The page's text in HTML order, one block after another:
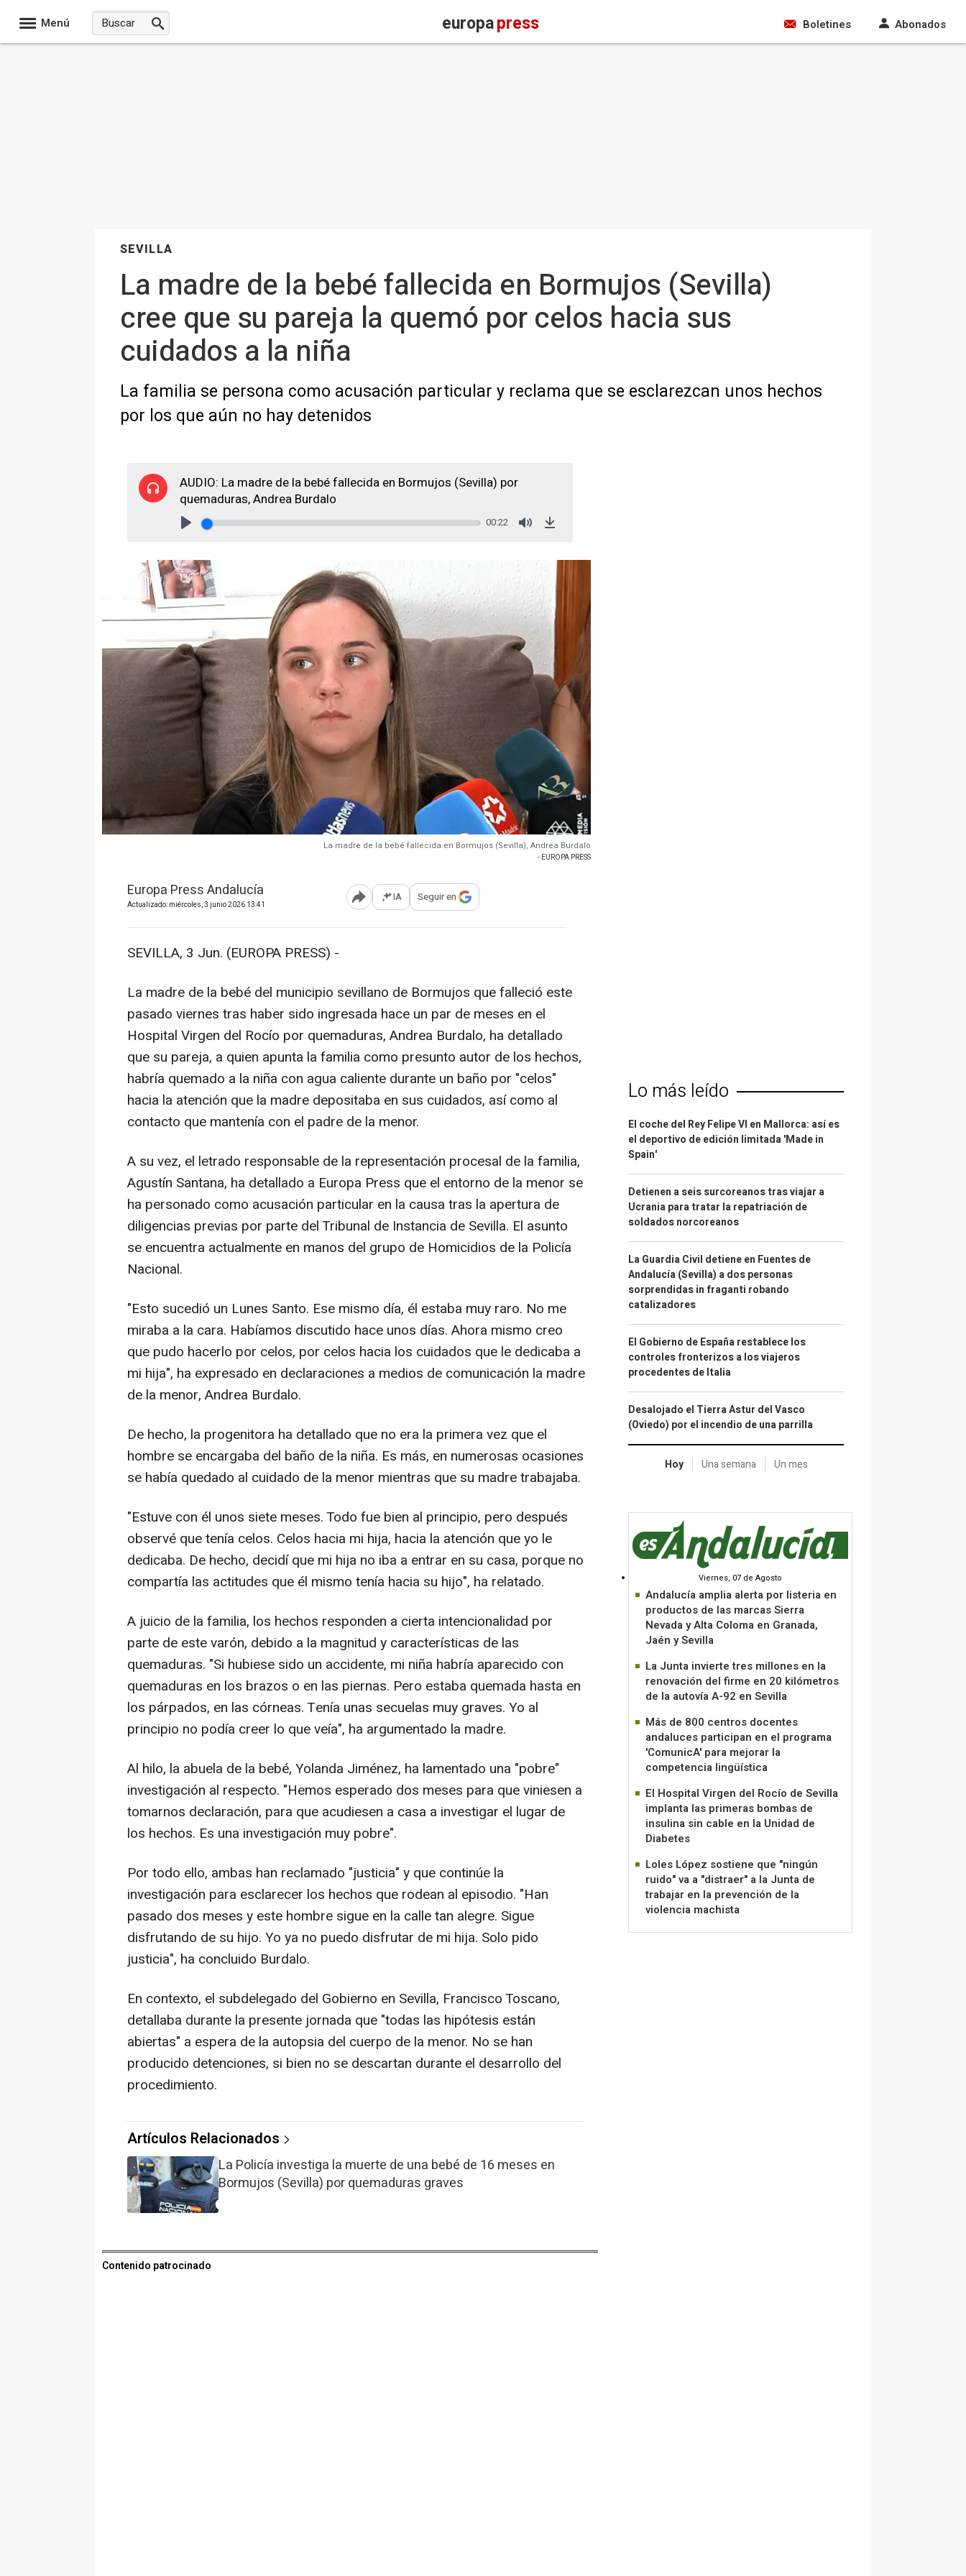
Menú europapress Boletines Abonados
SEVILLA
La madre de la bebé fallecida en Bormujos (Sevilla)
cree que su pareja la quemó por celos hacia sus
cuidados a la niña
La familia se persona como acusación particular y reclama que se esclarezcan unos hechos
por los que aún no hay detenidos
AUDIO: La madre de la bebé fallecida en Bormujos (Sevilla) por
quemaduras, Andrea Burdalo
00:22
La madre de la bebé fallecida en Bormujos (Sevilla), Andrea Burdalo
- EUROPA PRESS
Europa Press Andalucía
Actualizado: miércoles, 3 junio 2026 13:41 Abrir opciones para compartir
IA Seguir en
SEVILLA, 3 Jun. (EUROPA PRESS) -
La madre de la bebé del municipio sevillano de Bormujos que falleció este
pasado viernes tras haber sido ingresada hace un par de meses en el
Hospital Virgen del Rocío por quemaduras, Andrea Burdalo, ha detallado
que su pareja, a quien apunta la familia como presunto autor de los hechos,
habría quemado a la niña con agua caliente durante un baño por "celos"
hacia la atención que la madre depositaba en sus cuidados, así como al
contacto que mantenía con el padre de la menor.
A su vez, el letrado responsable de la representación procesal de la familia,
Agustín Santana, ha detallado a Europa Press que el entorno de la menor se
ha personado como acusación particular en la causa tras la apertura de
diligencias previas por parte del Tribunal de Instancia de Sevilla. El asunto
se encuentra actualmente en manos del grupo de Homicidios de la Policía
Nacional.
"Esto sucedió un Lunes Santo. Ese mismo día, él estaba muy raro. No me
miraba a la cara. Habíamos discutido hace unos días. Ahora mismo creo
que pudo hacerlo por celos, por celos hacia los cuidados que le dedicaba a
mi hija", ha expresado en declaraciones a medios de comunicación la madre
de la menor, Andrea Burdalo.
De hecho, la progenitora ha detallado que no era la primera vez que el
hombre se encargaba del baño de la niña. Es más, en numerosas ocasiones
se había quedado al cuidado de la menor mientras que su madre trabajaba.
"Estuve con él unos siete meses. Todo fue bien al principio, pero después
observé que tenía celos. Celos hacia mi hija, hacia la atención que yo le
dedicaba. De hecho, decidí que mi hija no iba a entrar en su casa, porque no
compartía las actitudes que él mismo tenía hacia su hijo", ha relatado.
A juicio de la familia, los hechos responden a cierta intencionalidad por
parte de este varón, debido a la magnitud y características de las
quemaduras. "Si hubiese sido un accidente, mi niña habría aparecido con
quemaduras en los brazos o en las piernas. Pero estaba quemada hasta en
los párpados, en las córneas. Tenía unas secuelas muy graves. Yo al
principio no podía creer lo que veía", ha argumentado la madre.
Al hilo, la abuela de la bebé, Yolanda Jiménez, ha lamentado una "pobre"
investigación al respecto. "Hemos esperado dos meses para que viniesen a
tomarnos declaración, para que acudiesen a casa a investigar el lugar de
los hechos. Es una investigación muy pobre".
Por todo ello, ambas han reclamado "justicia" y que continúe la
investigación para esclarecer los hechos que rodean al episodio. "Han
pasado dos meses y este hombre sigue en la calle tan alegre. Sigue
disfrutando de su hijo. Yo ya no puedo disfrutar de mi hija. Solo pido
justicia", ha concluido Burdalo.
En contexto, el subdelegado del Gobierno en Sevilla, Francisco Toscano,
detallaba durante la presente jornada que "todas las hipótesis están
abiertas" a espera de la autopsia del cuerpo de la menor. No se han
producido detenciones, si bien no se descartan durante el desarrollo del
procedimiento.
Artículos Relacionados
La Policía investiga la muerte de una bebé de 16 meses en
Bormujos (Sevilla) por quemaduras graves
Contenido patrocinado
Lo más leído
El coche del Rey Felipe VI en Mallorca: así es
el deportivo de edición limitada 'Made in
Spain'
Detienen a seis surcoreanos tras viajar a
Ucrania para tratar la repatriación de
soldados norcoreanos
La Guardia Civil detiene en Fuentes de
Andalucía (Sevilla) a dos personas
sorprendidas in fraganti robando
catalizadores
El Gobierno de España restablece los
controles fronterizos a los viajeros
procedentes de Italia
Desalojado el Tierra Astur del Vasco
(Oviedo) por el incendio de una parrilla
Hoy Una semana Un mes
Viernes, 07 de Agosto
Andalucía amplia alerta por listeria en
productos de las marcas Sierra
Nevada y Alta Coloma en Granada,
Jaén y Sevilla
La Junta invierte tres millones en la
renovación del firme en 20 kilómetros
de la autovía A-92 en Sevilla
Más de 800 centros docentes
andaluces participan en el programa
'ComunicA' para mejorar la
competencia lingüística
El Hospital Virgen del Rocío de Sevilla
implanta las primeras bombas de
insulina sin cable en la Unidad de
Diabetes
Loles López sostiene que "ningún
ruido" va a "distraer" a la Junta de
trabajar en la prevención de la
violencia machista